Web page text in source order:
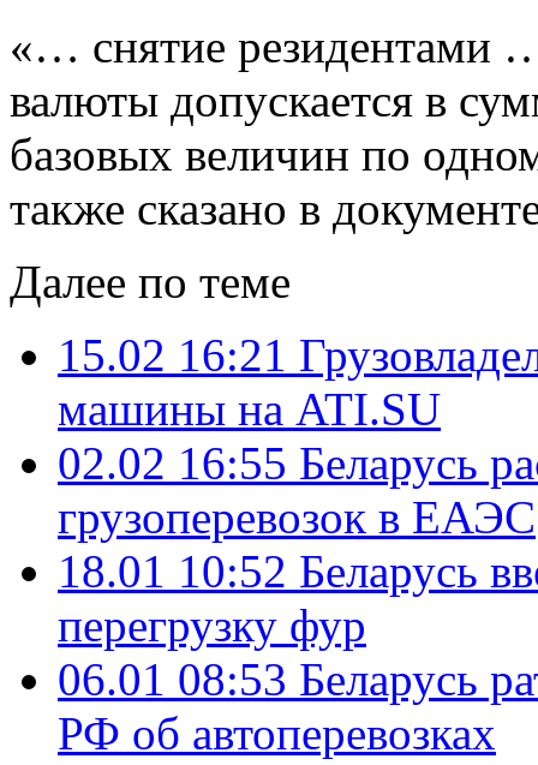
«… снятие резидентами
валюты допускается в
базовых величин по
также сказано в
Далее по теме
15.02 16:21
машины на ATI.SU
02.02 16:55 Беларусь
грузоперевозок в ЕАЭС
18.01 10:52 Беларусь
перегрузку фур
06.01 08:53 Беларусь
РФ об автоперевозках